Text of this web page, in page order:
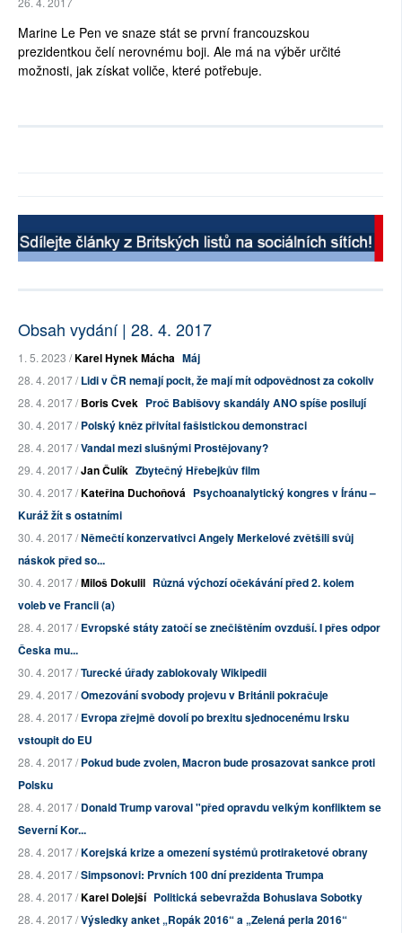
Marine Le Pen ve snaze stát se první francouzskou
prezidentkou čelí nerovnému boji. Ale má na výběr určité
možnosti, jak získat voliče, které potřebuje.
Obsah vydání | 28. 4. 2017
1. 5. 2023 /Karel Hynek Mácha Máj
28. 4. 2017 /Lidi v ČR nemají pocit, že mají mít odpovědnost za cokoliv
28. 4. 2017 /Boris Cvek Proč Babišovy skandály ANO spíše posilují
30. 4. 2017 /Polský kněz přivítal fašistickou demonstraci
28. 4. 2017 /Vandal mezi slušnými Prostějovany?
29. 4. 2017 /Jan Čulík Zbytečný Hřebejkův film
30. 4. 2017 /Kateřina Duchoňová Psychoanalytický kongres v Íránu –
Kuráž žít s ostatními
30. 4. 2017 /Němečtí konzervativci Angely Merkelové zvětšili svůj
náskok před so...
30. 4. 2017 /Miloš Dokulil Různá výchozí očekávání před 2. kolem
voleb ve Francii (a)
28. 4. 2017 /Evropské státy zatočí se znečištěním ovzduší. I přes odpor
Česka mu...
30. 4. 2017 /Turecké úřady zablokovaly Wikipedii
29. 4. 2017 /Omezování svobody projevu v Británii pokračuje
28. 4. 2017 /Evropa zřejmě dovolí po brexitu sjednocenému Irsku
vstoupit do EU
28. 4. 2017 /Pokud bude zvolen, Macron bude prosazovat sankce proti
Polsku
28. 4. 2017 /Donald Trump varoval "před opravdu velkým konfliktem se
Severní Kor...
28. 4. 2017 /Korejská krize a omezení systémů protiraketové obrany
28. 4. 2017 /Simpsonovi: Prvních 100 dní prezidenta Trumpa
28. 4. 2017 /Karel Dolejší Politická sebevražda Bohuslava Sobotky
28. 4. 2017 /Výsledky anket „Ropák 2016“ a „Zelená perla 2016“